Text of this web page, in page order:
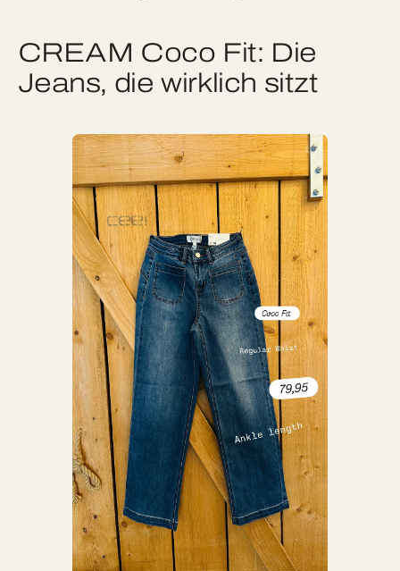
CREAM Coco Fit: Die
Jeans, die wirklich sitzt